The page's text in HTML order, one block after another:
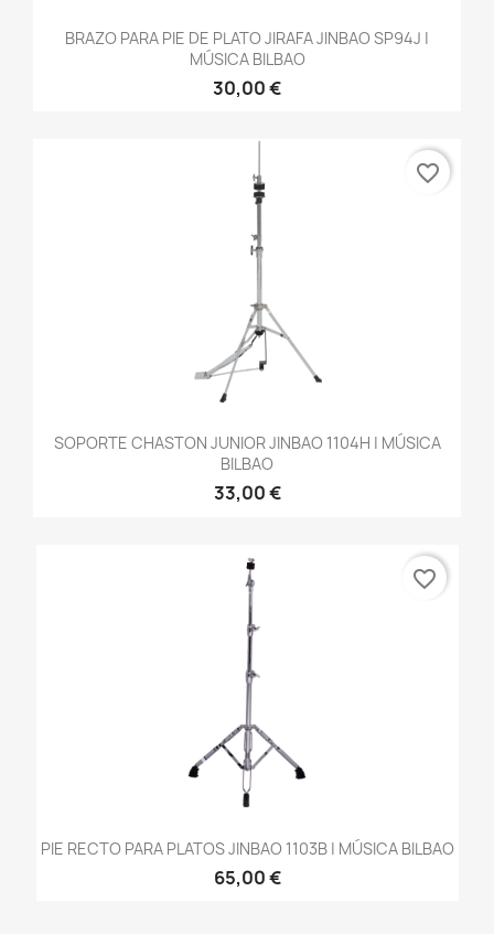
BRAZO PARA PIE DE PLATO JIRAFA JINBAO SP94J |
MÚSICA BILBAO
30,00 €
SOPORTE CHASTON JUNIOR JINBAO 1104H | MÚSICA
BILBAO
33,00 €
favorite_border
PIE RECTO PARA PLATOS JINBAO 1103B | MÚSICA BILBAO
65,00 €
favorite_border